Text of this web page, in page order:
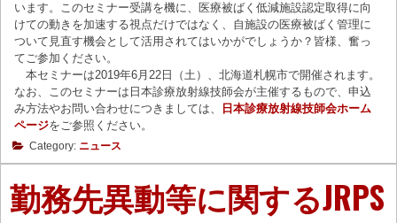
います。このセミナー受講を機に、医療被ばく低減施設認定取得に向
けての動きを加速する視点だけではなく、自施設の医療被ばく管理に
ついて見直す機会として活用されてはいかがでしょうか？皆様、奮っ
てご参加ください。
本セミナーは2019年6月22日（土）、北海道札幌市で開催されます。
なお、このセミナーは日本診療放射線技師会が主催するもので、申込
み方法やお問い合わせにつきましては、
日本診療放射線技師会ホーム
ページをご参照ください。
Category: ニュース
勤務先異動等に関するJRPS